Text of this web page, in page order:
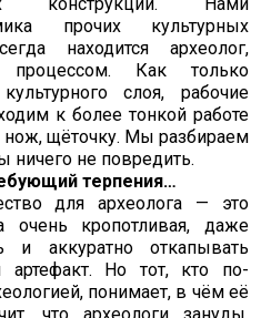
прочих культурных
находится археолог,
Как только
слоя, рабочие
к более тонкой работе
нож, щёточку. Мы разбираем
ничего не повредить.
терпения…
для археолога — это
очень кропотливая, даже
и аккуратно откапывать
Но тот, кто по-
понимает, в чём её